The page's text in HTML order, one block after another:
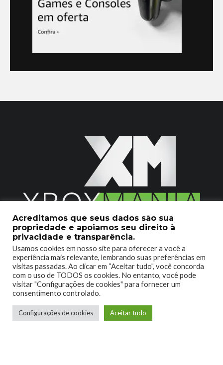
2020 © Xboxmania. Todos os Direitos Reservados.
SOBRE O XBOX MANIA CONTATO
ENCONTROU UM PROBLEMA?
Acreditamos que seus dados são sua
propriedade e apoiamos seu direito à
privacidade e transparência.
Usamos cookies em nosso site para oferecer a você a
experiência mais relevante, lembrando suas preferências em
visitas passadas. Ao clicar em “Aceitar tudo”, você concorda
com o uso de TODOS os cookies. No entanto, você pode
visitar "Configurações de cookies" para fornecer um
consentimento controlado.
Configurações de cookies Aceitar tudo